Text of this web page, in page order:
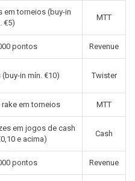
em torneios (buy-in
€5)
MTT
pontos Revenue
in mín. €10) Twister
em torneios MTT
em jogos de cash
e acima)
Cash
pontos Revenue